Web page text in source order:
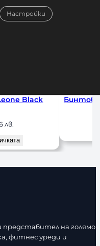
350 см
Бинтове
на голямо
фитнес уреди и
Настройки